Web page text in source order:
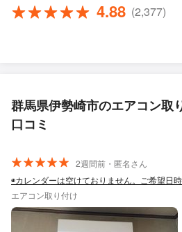
4.88 (2,377)
群馬県伊勢崎市のエアコン取
口コミ
2週間前・匿名さん
エアコン取り付け